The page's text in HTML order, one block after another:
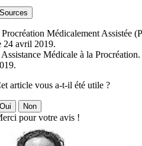
Médicalement Assistée
24 avril 2019.
Médicale à la Procréation.
article vous a-t-il été utile ?
Non
pour votre avis !